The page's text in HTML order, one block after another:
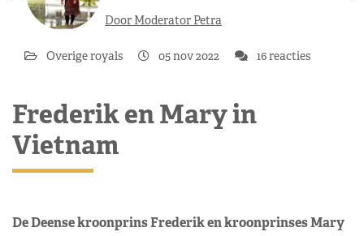
Door Moderator Petra
Overige royals 05 nov 2022 16 reacties
Frederik en Mary in
Vietnam
De Deense kroonprins Frederik en kroonprinses Mary